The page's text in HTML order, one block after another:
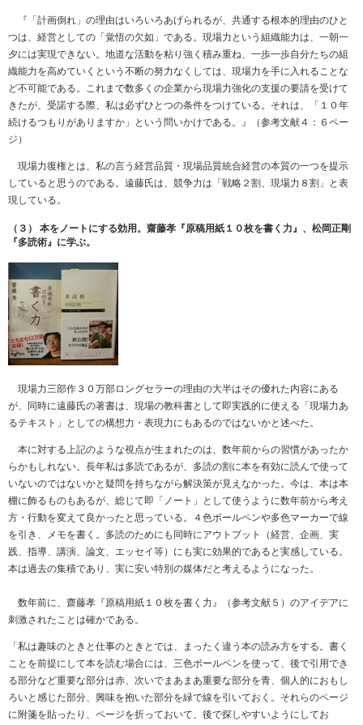
『「計画倒れ」の理由はいろいろあげられるが、共通する根本的理由のひと
つは、経営としての「覚悟の欠如」である。現場力という組織能力は、一朝一
夕には実現できない。地道な活動を粘り強く積み重ね、一歩一歩自分たちの組
織能力を高めていくという不断の努力なくしては、現場力を手に入れることな
ど不可能である。これまで数多くの企業から現場力強化の支援の要請を受けて
きたが、受諾する際、私は必ずひとつの条件をつけている。それは、「１０年
続けるつもりがありますか」という問いかけである。』（参考文献４：６ペー
ジ）
現場力復権とは、私の言う経営品質・現場品質統合経営の本質の一つを提示
していると思うのである。遠藤氏は、競争力は「戦略２割、現場力８割」と表
現している。
（３） 本をノートにする効用。齋藤孝『原稿用紙１０枚を書く力』、松岡正剛
『多読術』に学ぶ。
現場力三部作３０万部ロングセラーの理由の大半はその優れた内容にある
が、同時に遠藤氏の著書は、現場の教科書として即実践的に使える「現場力あ
るテキスト」としての構想力・表現力にもあるのではないかと述べた。
本に対する上記のような視点が生まれたのは、数年前からの習慣があったか
らかもしれない。長年私は多読であるが、多読の割に本を有効に読んで使って
いないのではないかと疑問を持ちながら解決策が見えなかった。今は、本は本
棚に飾るものもあるが、総じて即「ノート」として使うように数年前から考え
方・行動を変えて良かったと思っている。４色ボールペンや多色マーカーで線
を引き、メモを書く。多読のためにも同時にアウトプット（経営、企画、実
践、指導、講演、論文、エッセイ等）にも実に効果的であると実感している。
本は過去の集積であり、実に安い特別の媒体だと考えるようになった。
数年前に、齋藤孝『原稿用紙１０枚を書く力』（参考文献５）のアイデアに
刺激されたことは確かである。
「私は趣味のときと仕事のときとでは、まったく違う本の読み方をする。書く
ことを前提にして本を読む場合には、三色ボールペンを使って、後で引用でき
る部分など重要な部分は赤、次いでまあまあ重要な部分を青、個人的におもし
ろいと感じた部分、興味を抱いた部分を緑で線を引いておく。それらのページ
に附箋を貼ったり、ページを折っておいて、後で探しやすいようにしてお